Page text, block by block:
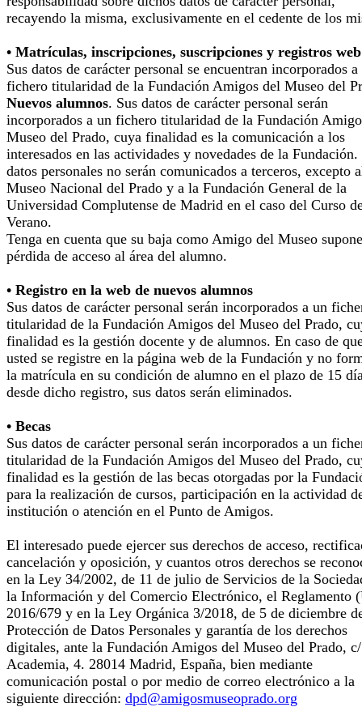
recayendo la misma, exclusivamente en el cedente de los
• Matrículas, inscripciones, suscripciones y registros web
Sus datos de carácter personal se encuentran incorporados a
fichero titularidad de la Fundación Amigos del Museo del
Nuevos alumnos. Sus datos de carácter personal serán
incorporados a un fichero titularidad de la Fundación
Museo del Prado, cuya finalidad es la comunicación a los
interesados en las actividades y novedades de la Fundación.
datos personales no serán comunicados a terceros, excepto
Museo Nacional del Prado y a la Fundación General de la
Universidad Complutense de Madrid en el caso del Curso
Verano.
Tenga en cuenta que su baja como Amigo del Museo
pérdida de acceso al área del alumno.
• Registro en la web de nuevos alumnos
Sus datos de carácter personal serán incorporados a un
titularidad de la Fundación Amigos del Museo del Prado,
finalidad es la gestión docente y de alumnos. En caso de
usted se registre en la página web de la Fundación y no
la matrícula en su condición de alumno en el plazo de 15
desde dicho registro, sus datos serán eliminados.
• Becas
Sus datos de carácter personal serán incorporados a un
titularidad de la Fundación Amigos del Museo del Prado,
finalidad es la gestión de las becas otorgadas por la
para la realización de cursos, participación en la actividad
institución o atención en el Punto de Amigos.
El interesado puede ejercer sus derechos de acceso,
cancelación y oposición, y cuantos otros derechos se
en la Ley 34/2002, de 11 de julio de Servicios de la
la Información y del Comercio Electrónico, el Reglamento
2016/679 y en la Ley Orgánica 3/2018, de 5 de diciembre
Protección de Datos Personales y garantía de los derechos
digitales, ante la Fundación Amigos del Museo del Prado,
Academia, 4. 28014 Madrid, España, bien mediante
comunicación postal o por medio de correo electrónico a la
siguiente dirección: dpd@amigosmuseoprado.org